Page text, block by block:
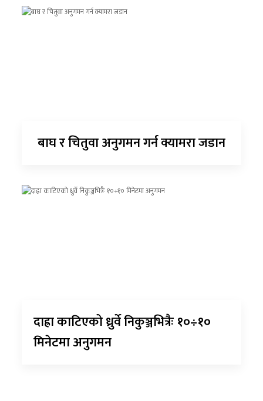
बाघ र चितुवा अनुगमन गर्न क्यामरा जडान
दाह्रा काटिएको ध्रुर्वे निकुञ्जभित्रैः १०÷१०
मिनेटमा अनुगमन